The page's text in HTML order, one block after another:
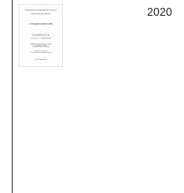
2020